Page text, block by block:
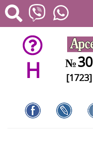
H №30
[1723]